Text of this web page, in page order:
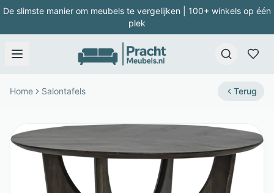
De slimste manier om meubels te vergelijken | 100+ winkels op één
plek
Home Salontafels Terug